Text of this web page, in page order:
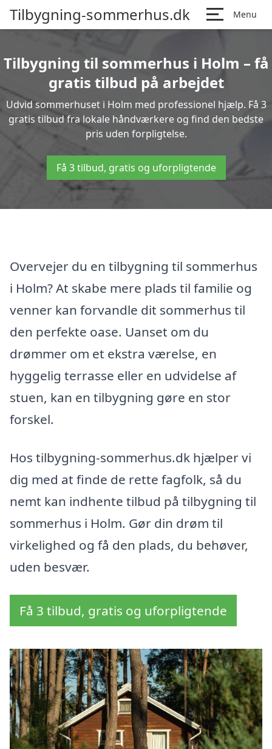
Tilbygning-sommerhus.dk Menu
Tilbygning til sommerhus i Holm – få
gratis tilbud på arbejdet
Udvid sommerhuset i Holm med professionel hjælp. Få 3
gratis tilbud fra lokale håndværkere og find den bedste
pris uden forpligtelse.
Få 3 tilbud, gratis og uforpligtende
Overvejer du en tilbygning til sommerhus
i Holm? At skabe mere plads til familie og
venner kan forvandle dit sommerhus til
den perfekte oase. Uanset om du
drømmer om et ekstra værelse, en
hyggelig terrasse eller en udvidelse af
stuen, kan en tilbygning gøre en stor
forskel.
Hos tilbygning-sommerhus.dk hjælper vi
dig med at finde de rette fagfolk, så du
nemt kan indhente tilbud på tilbygning til
sommerhus i Holm. Gør din drøm til
virkelighed og få den plads, du behøver,
uden besvær.
Få 3 tilbud, gratis og uforpligtende